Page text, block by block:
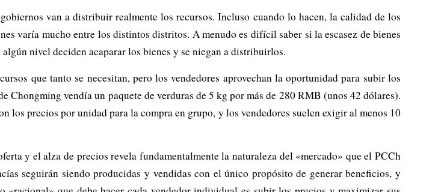
van a distribuir realmente los recursos. Incluso cuando lo hacen, la calidad de los
varía mucho entre los distintos distritos. A menudo es difícil saber si la escasez de bienes
nivel deciden acaparar los bienes y se niegan a distribuirlos.
que tanto se necesitan, pero los vendedores aprovechan la oportunidad para subir los
vendía un paquete de verduras de 5 kg por más de 280 RMB (unos 42 dólares).
los precios por unidad para la compra en grupo, y los vendedores suelen exigir al menos 10
y el alza de precios revela fundamentalmente la naturaleza del «mercado» que el PCCh
seguirán siendo producidas y vendidas con el único propósito de generar beneficios, y